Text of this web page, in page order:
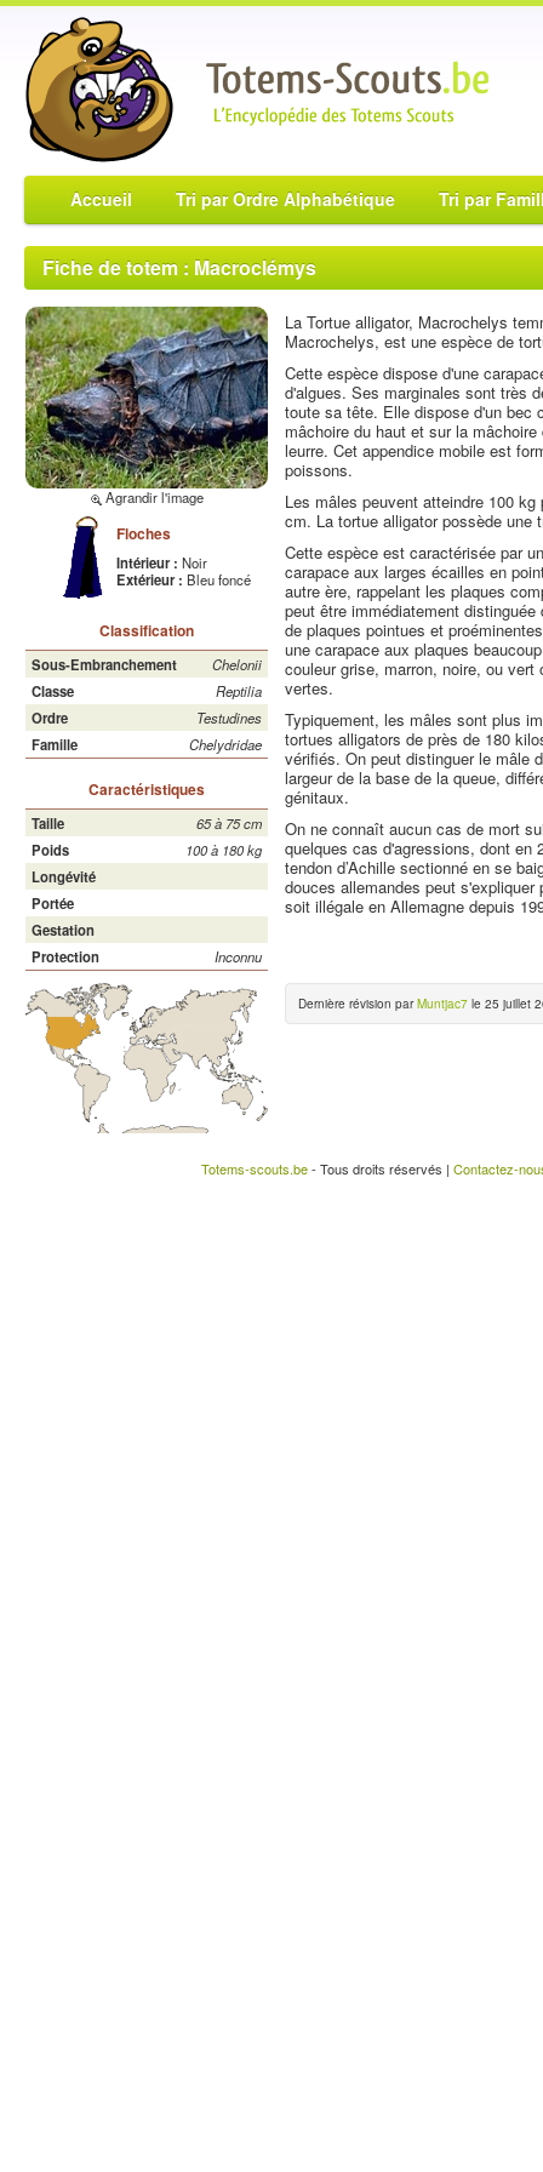
Accueil Tri par Ordre Alphabétique Tri par
Fiche de totem : Macroclémys
Agrandir l'image
Floches
Intérieur : Noir
Extérieur : Bleu foncé
Classification
Sous-Embranchement
Chelonii
Classe
Reptilia
Ordre
Testudines
Famille
Chelydridae
Caractéristiques
Taille
65 à 75 cm
Poids
100 à 180 kg
Longévité
Portée
Gestation
Protection
Inconnu
La Tortue alligator, Macrochelys
Macrochelys, est une espèce de
Cette espèce dispose d'une
d'algues. Ses marginales sont très
toute sa tête. Elle dispose d'un bec
mâchoire du haut et sur la
leurre. Cet appendice mobile est
poissons.
Les mâles peuvent atteindre 100
cm. La tortue alligator possède une
Cette espèce est caractérisée par
carapace aux larges écailles en
autre ère, rappelant les plaques
peut être immédiatement
de plaques pointues et
une carapace aux plaques
couleur grise, marron, noire, ou
vertes.
Typiquement, les mâles sont plus
tortues alligators de près de 180
vérifiés. On peut distinguer le mâle
largeur de la base de la queue,
génitaux.
On ne connaît aucun cas de mort
quelques cas d'agressions, dont en
tendon d’Achille sectionné en se
douces allemandes peut
soit illégale en Allemagne depuis
Dernière révision parMuntjac7 le 25 juillet
Totems-scouts.be- Tous droits réservés | Contactez-